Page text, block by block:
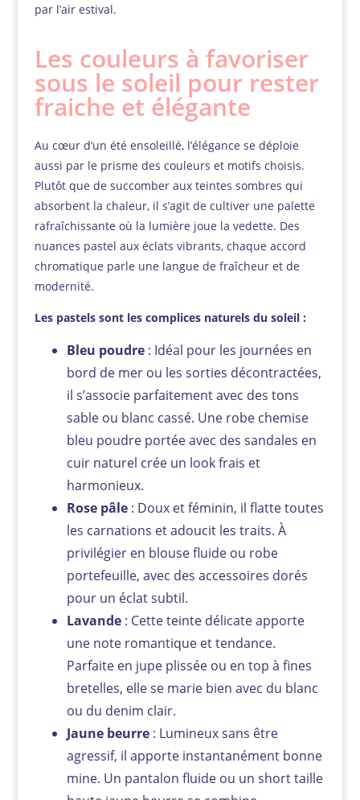
par l’air estival.
Les couleurs à favoriser
sous le soleil pour rester
fraiche et élégante
Au cœur d’un été ensoleillé, l’élégance se déploie
aussi par le prisme des couleurs et motifs choisis.
Plutôt que de succomber aux teintes sombres qui
absorbent la chaleur, il s’agit de cultiver une palette
rafraîchissante où la lumière joue la vedette. Des
nuances pastel aux éclats vibrants, chaque accord
chromatique parle une langue de fraîcheur et de
modernité.
Les pastels sont les complices naturels du soleil :
Bleu poudre: Idéal pour les journées en
bord de mer ou les sorties décontractées,
il s’associe parfaitement avec des tons
sable ou blanc cassé. Une robe chemise
bleu poudre portée avec des sandales en
cuir naturel crée un look frais et
harmonieux.
Rose pâle: Doux et féminin, il flatte toutes
les carnations et adoucit les traits. À
privilégier en blouse fluide ou robe
portefeuille, avec des accessoires dorés
pour un éclat subtil.
Lavande: Cette teinte délicate apporte
une note romantique et tendance.
Parfaite en jupe plissée ou en top à fines
bretelles, elle se marie bien avec du blanc
ou du denim clair.
Jaune beurre: Lumineux sans être
agressif, il apporte instantanément bonne
mine. Un pantalon fluide ou un short taille